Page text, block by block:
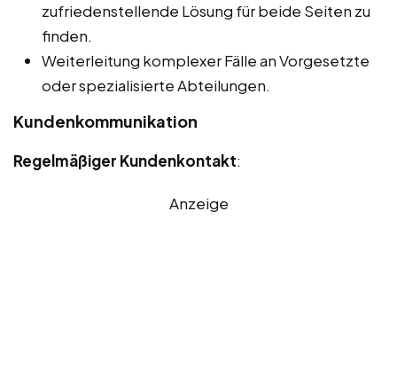
zufriedenstellende Lösung für beide Seiten zu
finden.
Weiterleitung komplexer Fälle an Vorgesetzte
oder spezialisierte Abteilungen.
Kundenkommunikation
Regelmäßiger Kundenkontakt:
Anzeige